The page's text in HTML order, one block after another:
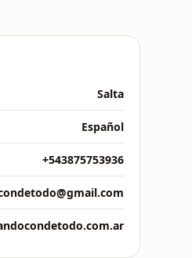
Salta
Español
+543875753936